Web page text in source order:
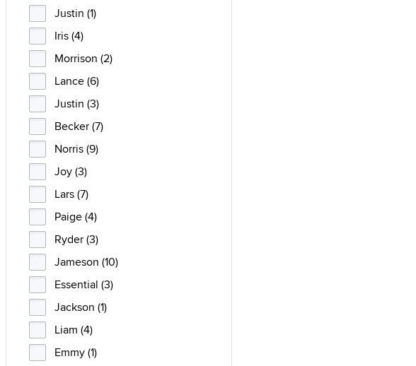
Justin (1)
Iris (4)
Morrison (2)
Lance (6)
Justin (3)
Becker (7)
Norris (9)
Joy (3)
Lars (7)
Paige (4)
Ryder (3)
Jameson (10)
Essential (3)
Jackson (1)
Liam (4)
Emmy (1)